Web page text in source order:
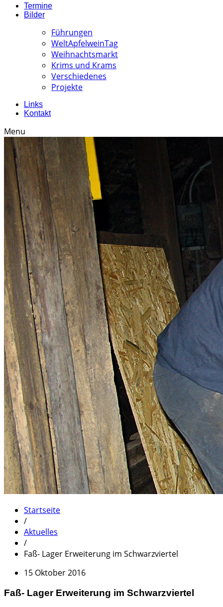
Termine
Bilder
Führungen
WeltApfelweinTag
Weihnachtsmarkt
Krims und Krams
Verschiedenes
Projekte
Links
Kontakt
Menu
Startseite
/
Aktuelles
/
Faß- Lager Erweiterung im Schwarzviertel
15 Oktober 2016
Faß- Lager Erweiterung im Schwarzviertel